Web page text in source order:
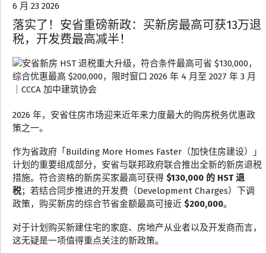
6 月 23 2026
落实了！安省重磅新政：买新房最高可获13万退
税，开发费最高减半！
2026 年，安省住房市场迎来近年来力度最大的购房税务优惠政
策之一。
作为省政府「Building More Homes Faster（加快住房建设）」
计划的重要组成部分，安省与联邦政府联合推出全新的新房退税
措施。符合资格的新房买家最高可获得 $130,000 的 HST 退
税；若结合同步推进的开发费（Development Charges）下调
政策，购买新房的综合节省金额最高可接近 $200,000。
对于计划购买新建住宅的家庭、房地产从业者以及开发商而言，
这无疑是一项值得重点关注的新政策。